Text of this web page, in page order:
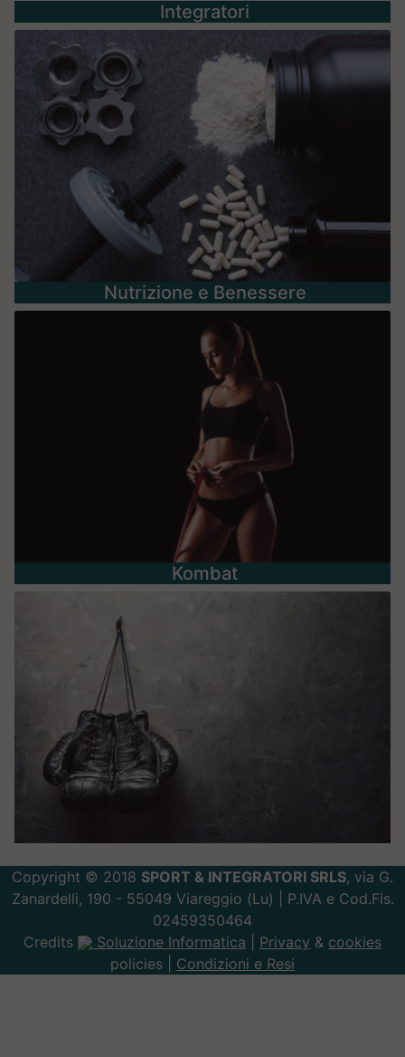
Integratori
Nutrizione e Benessere
Kombat
Copyright © 2018 SPORT & INTEGRATORI SRLS, via G.
Zanardelli, 190 - 55049 Viareggio (Lu) | P.IVA e Cod.Fis.
02459350464
Credits
Soluzione Informatica Privacy & cookies
policies | Condizioni e Resi